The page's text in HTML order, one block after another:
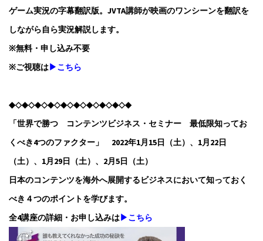
ゲーム実況の字幕翻訳版。JVTA講師が映画のワンシーンを翻訳を
しながら自ら実況解説します。
※無料・申し込み不要
※ご視聴は▶こちら
◆◇◆◇◆◇◆◇◆◇◆◇◆◇◆◇◆◇◆
「世界で勝つ コンテンツビジネス・セミナー 最低限知ってお
くべき4つのファクター」 2022年1月15日（土）、1月22日
（土）、1月29日（土）、2月5日（土）
日本のコンテンツを海外へ展開するビジネスにおいて知っておく
べき４つのポイントを学びます。
全4講座の詳細・お申し込みは▶こちら